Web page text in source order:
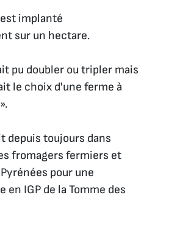
implanté
sur un hectare.
pu doubler ou tripler mais
le choix d'une ferme à
depuis toujours dans
fromagers fermiers et
pour une
en IGP de la Tomme des